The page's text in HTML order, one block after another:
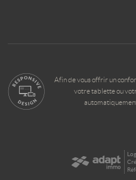
Afin de vous offrir un
votre tablette ou